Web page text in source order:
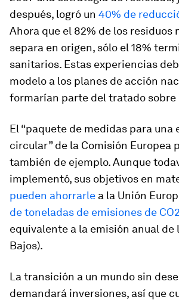
después, logró un 40% de
Ahora que el 82% de los residuos
separa en origen, sólo el 18%
sanitarios. Estas experiencias
modelo a los planes de acción
formarían parte del tratado sobre
El “paquete de medidas para una
circular” de la Comisión Europea
también de ejemplo. Aunque
implementó, sus objetivos en
pueden ahorrarle a la Unión
de toneladas de emisiones de CO2
equivalente a la emisión anual de
Bajos).
La transición a un mundo sin
demandará inversiones, así que